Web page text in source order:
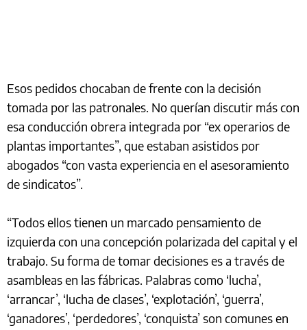
Esos pedidos chocaban de frente con la decisión
tomada por las patronales. No querían discutir más con
esa conducción obrera integrada por “ex operarios de
plantas importantes”, que estaban asistidos por
abogados “con vasta experiencia en el asesoramiento
de sindicatos”.
“Todos ellos tienen un marcado pensamiento de
izquierda con una concepción polarizada del capital y el
trabajo. Su forma de tomar decisiones es a través de
asambleas en las fábricas. Palabras como ‘lucha’,
‘arrancar’, ‘lucha de clases’, ‘explotación’, ‘guerra’,
‘ganadores’, ‘perdedores’, ‘conquista’ son comunes en